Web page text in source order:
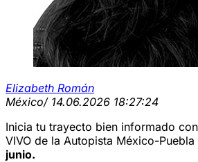
Elizabeth Román
México/ 14.06.2026 18:27:24
Inicia tu trayecto bien informado
VIVO de la Autopista México-Puebla
junio.